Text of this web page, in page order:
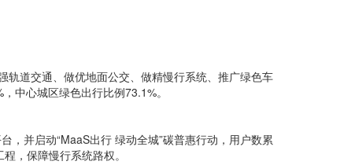
道交通、做优地面公交、做精慢行系统、推广绿色车
中心城区绿色出行比例73.1%。
，并启动“MaaS出行 绿动全城”碳普惠行动，用户数累
，保障慢行系统路权。